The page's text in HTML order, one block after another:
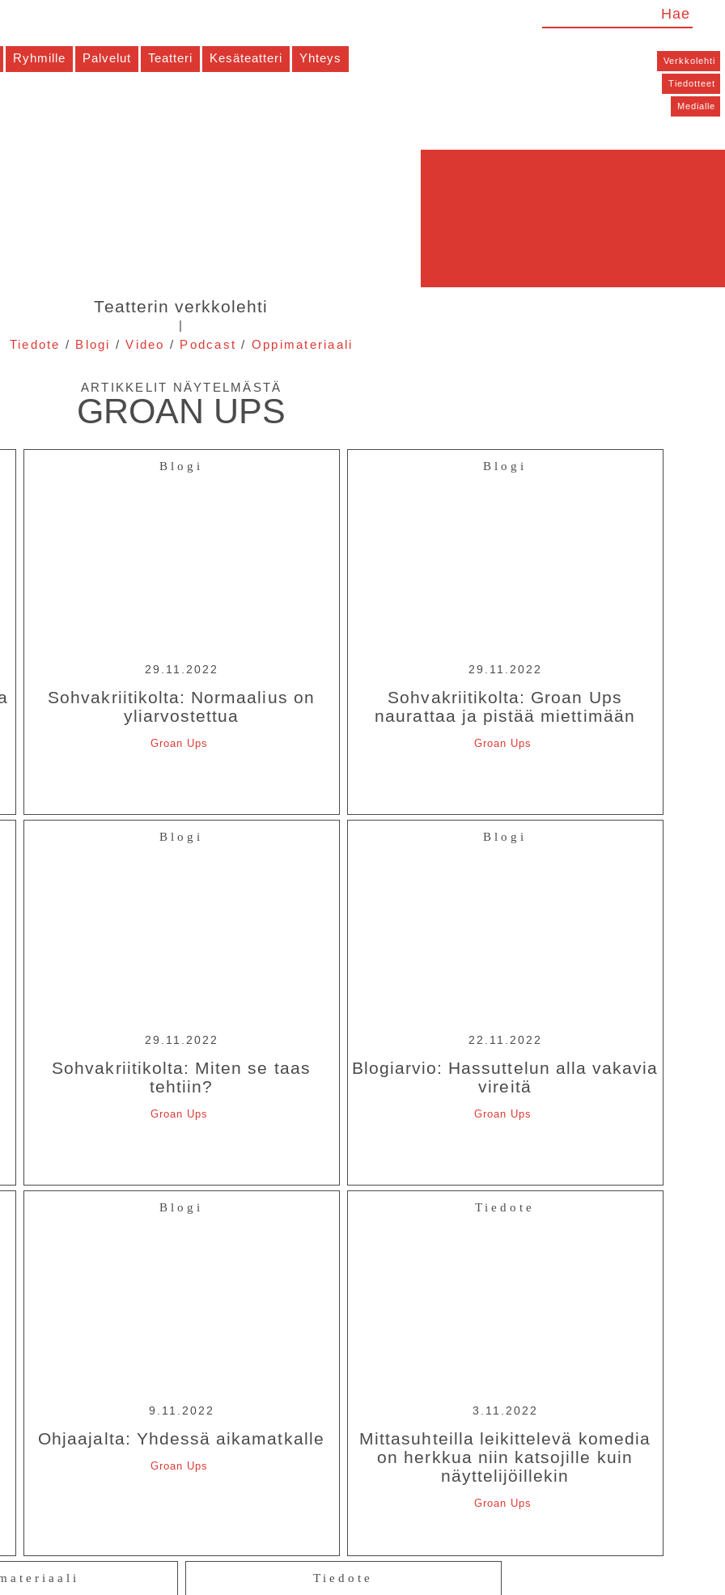
Ryhmille Palvelut Teatteri Kesäteatteri Yhteys Verkkolehti
Tiedotteet
Medialle
Teatterin verkkolehti
|
Tiedote / Blogi /Video / Podcast / Oppimateriaali
ARTIKKELIT NÄYTELMÄSTÄ
GROAN UPS
Blogi
29.11.2022
Sohvakriitikolta: Normaalius on
yliarvostettua
Groan Ups
Blogi
29.11.2022
Sohvakriitikolta: Groan Ups
naurattaa ja pistää miettimään
Groan Ups
Blogi
29.11.2022
Sohvakriitikolta: Miten se taas
tehtiin?
Groan Ups
Blogi
22.11.2022
Blogiarvio: Hassuttelun alla vakavia
vireitä
Groan Ups
Blogi
9.11.2022
Ohjaajalta: Yhdessä aikamatkalle
Groan Ups
Tiedote
3.11.2022
Mittasuhteilla leikittelevä komedia
on herkkua niin katsojille kuin
näyttelijöillekin
Groan Ups
Tiedote